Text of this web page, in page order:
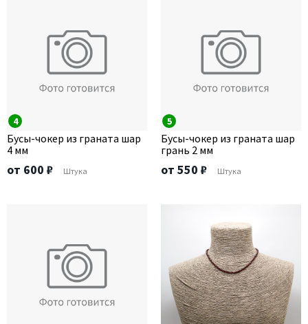
4
Бусы-чокер из граната шар
4 мм
от 600 ₽ Штука
5
Бусы-чокер из граната шар
грань 2 мм
от 550 ₽ Штука